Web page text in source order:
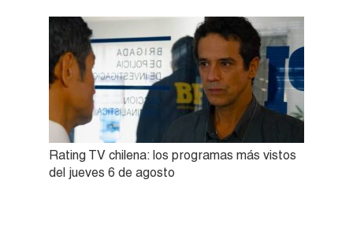
Rating TV chilena: los programas más vistos
del jueves 6 de agosto